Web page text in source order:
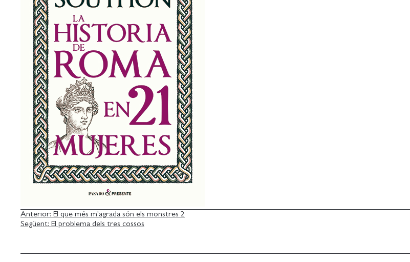
NAVEGACIÓ
D'ENTRADES
Anterior: El que més m'agrada són els monstres 2
Següent: El problema dels tres cossos